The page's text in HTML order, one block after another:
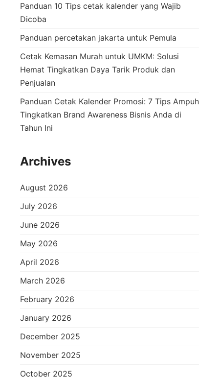
Panduan 10 Tips cetak kalender yang Wajib
Dicoba
Panduan percetakan jakarta untuk Pemula
Cetak Kemasan Murah untuk UMKM: Solusi
Hemat Tingkatkan Daya Tarik Produk dan
Penjualan
Panduan Cetak Kalender Promosi: 7 Tips Ampuh
Tingkatkan Brand Awareness Bisnis Anda di
Tahun Ini
Archives
August 2026
July 2026
June 2026
May 2026
April 2026
March 2026
February 2026
January 2026
December 2025
November 2025
October 2025